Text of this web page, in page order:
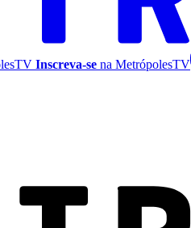
Inscreva-se na MetrópolesTV